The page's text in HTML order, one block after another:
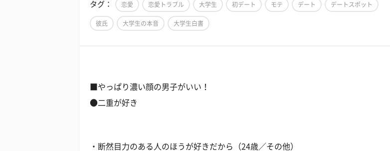
タグ： 恋愛 恋愛トラブル 大学生 初デート モテ デート デートスポット
彼氏 大学生の本音 大学生白書
■やっぱり濃い顔の男子がいい！
●二重が好き
・断然目力のある人のほうが好きだから（24歳／その他）